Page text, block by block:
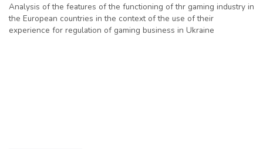
Analysis of the features of the functioning of thr gaming industry in
the European countries in the context of the use of their
experience for regulation of gaming business in Ukraine